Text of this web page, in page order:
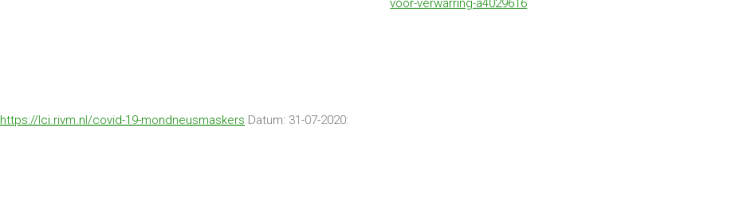
https://lci.rivm.nl/covid-19-mondneusmaskers Datum: 31-07-2020:
voor-verwarring-a4029616